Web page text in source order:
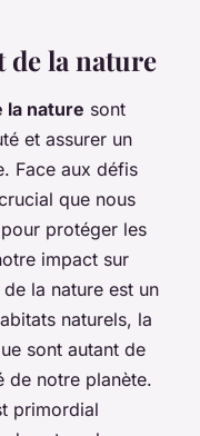
de la nature
la nature sont
et assurer un
Face aux défis
que nous
protéger les
impact sur
la nature est un
naturels, la
sont autant de
de notre planète.
primordial